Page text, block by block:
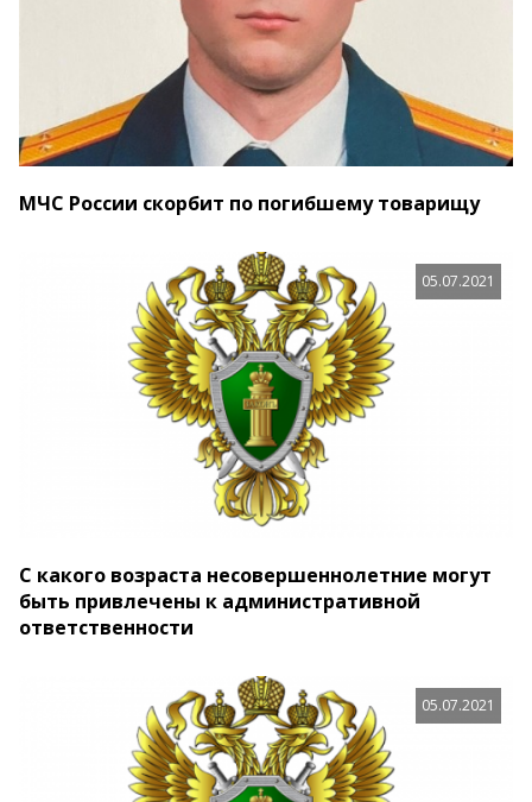
МЧС России скорбит по погибшему товарищу
05.07.2021
С какого возраста несовершеннолетние могут
быть привлечены к административной
ответственности
05.07.2021